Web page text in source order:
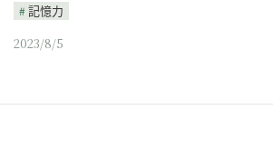
記憶力
2023/8/5